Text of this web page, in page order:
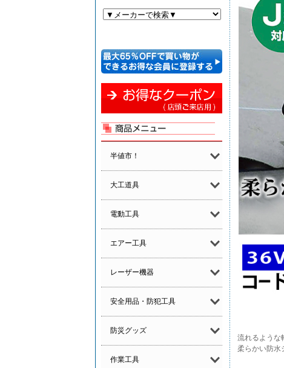
半値市！
大工道具
電動工具
エアー工具
レーザー機器
安全用品・防犯工具
防災グッズ
作業工具
流れるような
柔らかい防水